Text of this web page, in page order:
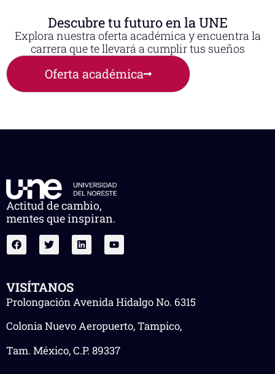
Descubre tu futuro en la UNE
Explora nuestra oferta académica y encuentra la
carrera que te llevará a cumplir tus sueños
Oferta académica
Actitud de cambio,
mentes que inspiran.
VISÍTANOS
Prolongación Avenida Hidalgo No. 6315
Colonia Nuevo Aeropuerto, Tampico,
Tam. México, C.P. 89337